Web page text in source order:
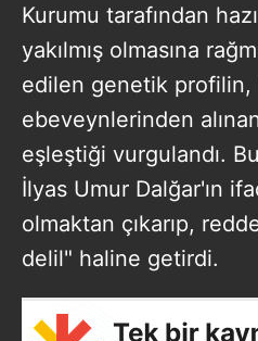
Kurumu tarafından
yakılmış olmasına
edilen genetik profilin,
ebeveynlerinden
eşleştiği vurgulandı.
İlyas Umur Dalğar'ın
olmaktan çıkarıp,
delil" haline getirdi.